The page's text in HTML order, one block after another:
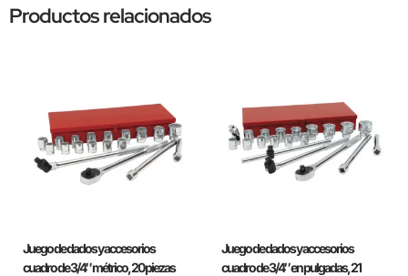
Productos relacionados
Juego de dados y accesorios
cuadro de 3/4″ métrico, 20 piezas
Juego de dados y accesorios
cuadro de 3/4″ en pulgadas, 21